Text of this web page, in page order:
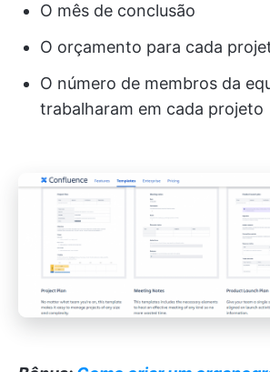
O mês de conclusão
O orçamento para cada
O número de membros da
trabalharam em cada projeto